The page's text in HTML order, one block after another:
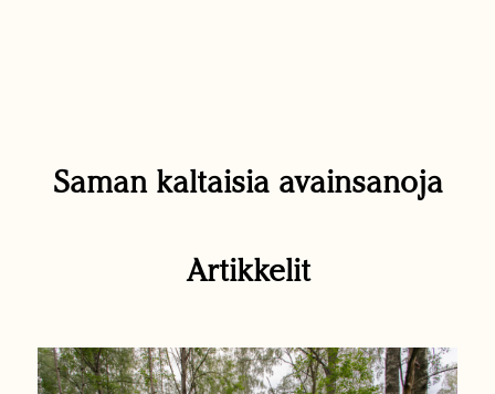
Saman kaltaisia avainsanoja
Artikkelit